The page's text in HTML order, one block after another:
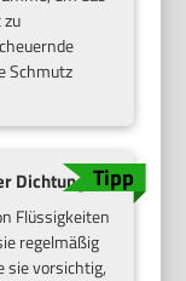
Schmutz
Dichtungen
Flüssigkeiten
regelmäßig
sie vorsichtig,